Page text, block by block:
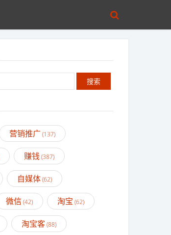
营销推广 (137)
赚钱(387)
自媒体(62)
微信(42) 淘宝 (62)
淘宝客(88)